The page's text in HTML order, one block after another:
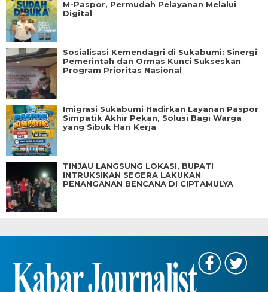
M-Paspor, Permudah Pelayanan Melalui
Digital
Sosialisasi Kemendagri di Sukabumi: Sinergi
Pemerintah dan Ormas Kunci Sukseskan
Program Prioritas Nasional
Imigrasi Sukabumi Hadirkan Layanan Paspor
Simpatik Akhir Pekan, Solusi Bagi Warga
yang Sibuk Hari Kerja
TINJAU LANGSUNG LOKASI, BUPATI
INTRUKSIKAN SEGERA LAKUKAN
PENANGANAN BENCANA DI CIPTAMULYA